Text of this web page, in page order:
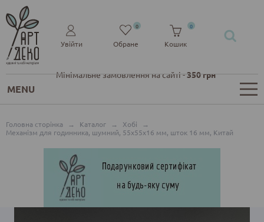
Мінімальне замовлення на сайті -350 грн
Увійти Обране
0
Кошик
0
MENU
Головна сторінка → Каталог → Хобі
→
Механізм для годинника, шумний, 55х55х16 мм, шток 16 мм, Китай